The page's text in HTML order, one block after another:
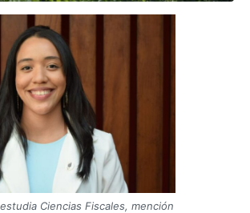
Ciencias Fiscales, mención